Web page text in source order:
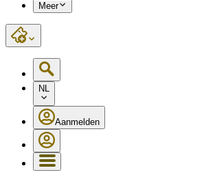
Meer
NL
Aanmelden